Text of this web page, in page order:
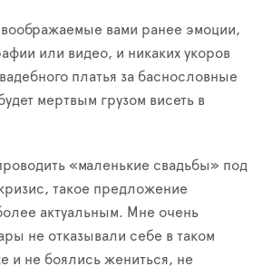
вами ранее эмоции,
или видео, и никаких укоров
платья за баснословные
мертвым грузом висеть в
«маленькие свадьбы» под
такое предложение
актуальным. Мне очень
не отказывали себе в таком
и не боялись жениться, не